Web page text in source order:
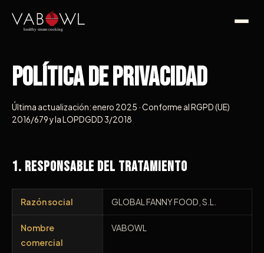
Política de Privacidad
Última actualización: enero 2025 · Conforme al RGPD (UE)
2016/679 y la LOPDGDD 3/2018
1. Responsable del Tratamiento
Razón social GLOBAL FANNY FOOD, S.L.
Nombre
comercial
VABOWL